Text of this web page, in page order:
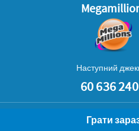
Наступний
60 636 240
Грати